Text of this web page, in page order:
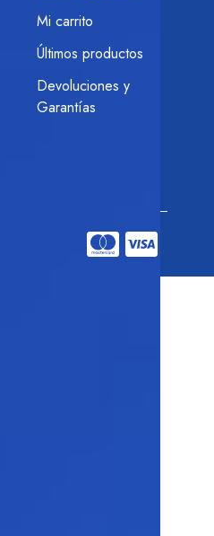
Mi carrito
Últimos productos
Devoluciones y
Garantías